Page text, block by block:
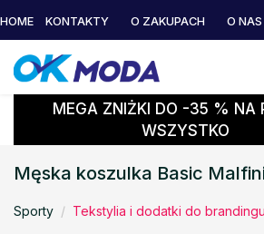
HOME KONTAKTY O ZAKUPACH O NAS
MEGA ZNIŻKI DO -35 % NA
WSZYSTKO
Męska koszulka Basic
Sporty Tekstylia i dodatki do brandingu